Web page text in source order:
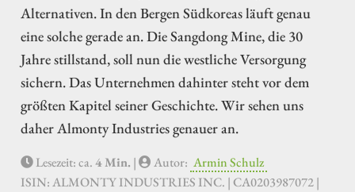
Alternativen. In den Bergen Südkoreas läuft genau
eine solche gerade an. Die Sangdong Mine, die 30
Jahre stillstand, soll nun die westliche Versorgung
sichern. Das Unternehmen dahinter steht vor dem
größten Kapitel seiner Geschichte. Wir sehen uns
daher Almonty Industries genauer an.
Lesezeit: ca.4 Min. | Autor: Armin Schulz
ISIN: ALMONTY INDUSTRIES INC. | CA0203987072 |